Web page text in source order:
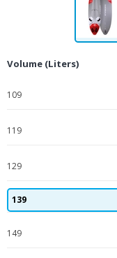
Volume (Liters)
109
119
129
139
149